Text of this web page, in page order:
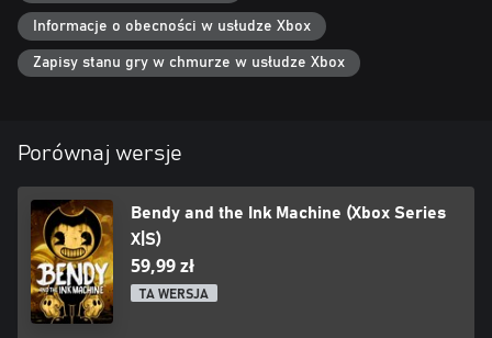
Informacje o obecności w usłudze Xbox
Zapisy stanu gry w chmurze w usłudze Xbox
Porównaj wersje
Bendy and the Ink Machine (Xbox Series
X|S)
59,99 zł
TA WERSJA